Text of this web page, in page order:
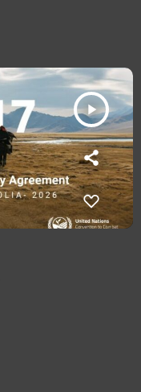
play_arrow